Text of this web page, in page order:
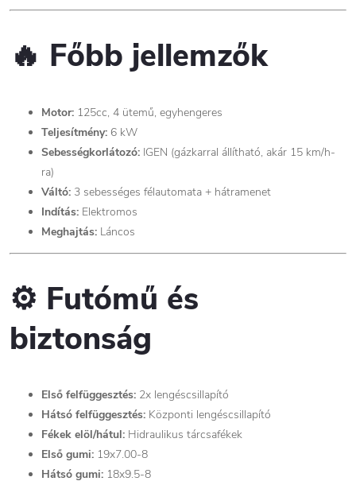
🔥 Főbb jellemzők
Motor: 125cc, 4 ütemű, egyhengeres
Teljesítmény: 6 kW
Sebességkorlátozó: IGEN (gázkarral állítható, akár 15 km/h-
ra)
Váltó: 3 sebességes félautomata + hátramenet
Indítás: Elektromos
Meghajtás: Láncos
⚙️ Futómű és
biztonság
Első felfüggesztés: 2x lengéscsillapító
Hátsó felfüggesztés: Központi lengéscsillapító
Fékek elöl/hátul: Hidraulikus tárcsafékek
Első gumi: 19x7.00-8
Hátsó gumi: 18x9.5-8